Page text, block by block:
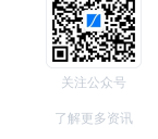
关注公众号
了解更多资讯